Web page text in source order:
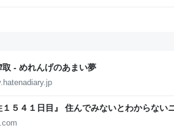
取 - めれんげのあまい夢
１５４１日目』 住んでみないとわからない
ランドへ移住しよう！ーひとは住む場所を